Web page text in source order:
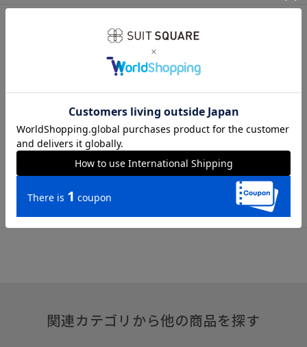
全長145.0cm 大剣幅8.0cm
※商品の仕上がりサイズ（出来上がり寸法）は上記のサイズ表
をご覧下さい。
※同サイズまたは同一商品でも、生産の過程で個体差や着用感
の違いが生じる場合がございます。
※商品画像はできる限り実際の色に近づけて掲載しております
が、パソコン環境により色味に誤差が生じる場合がございま
す。予めご了承下さいませ。
関連カテゴリから他の商品を探す